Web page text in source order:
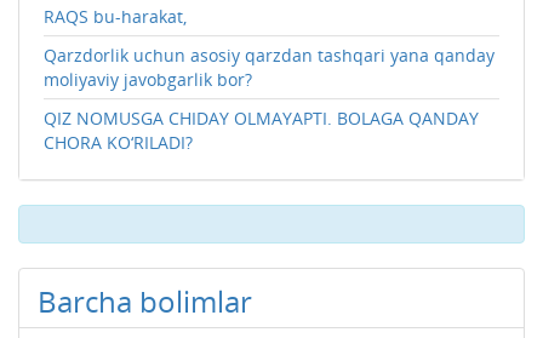
RAQS bu-harakat,
Qarzdorlik uchun asosiy qarzdan tashqari yana qanday
moliyaviy javobgarlik bor?
QIZ NOMUSGA CHIDAY OLMAYAPTI. BOLAGA QANDAY
CHORA KO‘RILADI?
Barcha bolimlar